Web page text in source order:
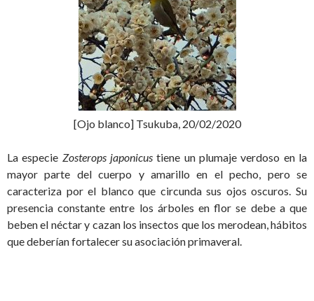
[Ojo blanco] Tsukuba, 20/02/2020
La especie Zosterops japonicus tiene un plumaje verdoso en la
mayor parte del cuerpo y amarillo en el pecho, pero se
caracteriza por el blanco que circunda sus ojos oscuros. Su
presencia constante entre los árboles en flor se debe a que
beben el néctar y cazan los insectos que los merodean, hábitos
que deberían fortalecer su asociación primaveral.